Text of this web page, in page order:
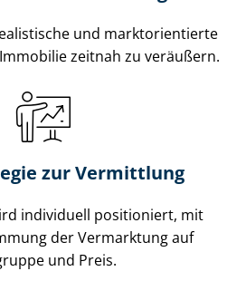
und markt­ori­en­tier­te
zeitnah zu veräußern.
zur Vermittlung
individuell positioniert, mit
der Vermarktung auf
und Preis.